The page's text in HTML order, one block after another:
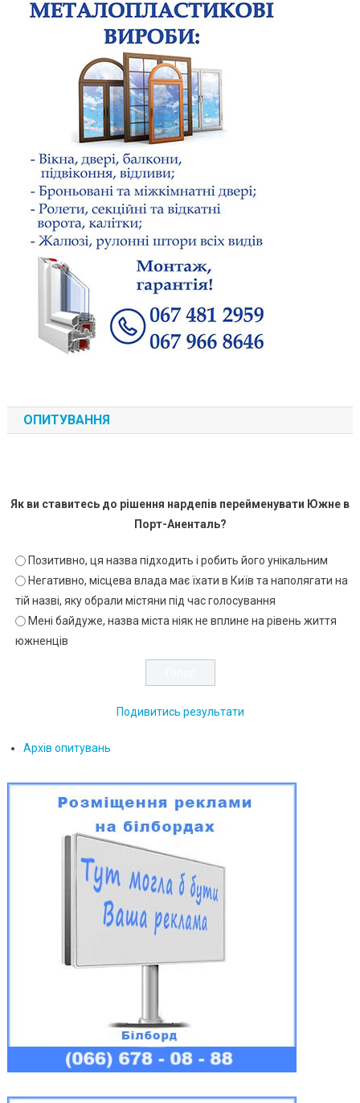
ОПИТУВАННЯ
Як ви ставитесь до рішення нардепів перейменувати Южне в
Порт-Аненталь?
Позитивно, ця назва підходить і робить його унікальним
Негативно, місцева влада має їхати в Київ та наполягати на
тій назві, яку обрали містяни під час голосування
Мені байдуже, назва міста ніяк не вплине на рівень життя
южненців
Подивитись результати
Архів опитувань